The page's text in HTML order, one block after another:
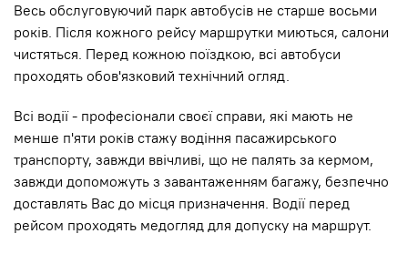
Весь обслуговуючий парк автобусів не старше восьми
років. Після кожного рейсу маршрутки миються, салони
чистяться. Перед кожною поїздкою, всі автобуси
проходять обов'язковий технічний огляд.
Всі водії - професіонали своєї справи, які мають не
менше п'яти років стажу водіння пасажирського
транспорту, завжди ввічливі, що не палять за кермом,
завжди допоможуть з завантаженням багажу, безпечно
доставлять Вас до місця призначення. Водії перед
рейсом проходять медогляд для допуску на маршрут.